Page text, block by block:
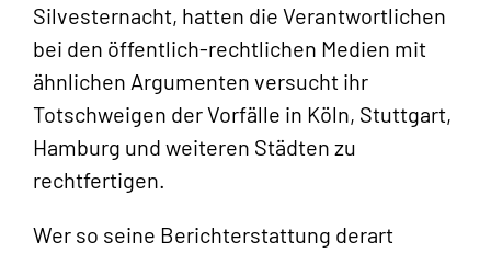
Silvesternacht, hatten die Verantwortlichen
bei den öffentlich-rechtlichen Medien mit
ähnlichen Argumenten versucht ihr
Totschweigen der Vorfälle in Köln, Stuttgart,
Hamburg und weiteren Städten zu
rechtfertigen.
Wer so seine Berichterstattung derart